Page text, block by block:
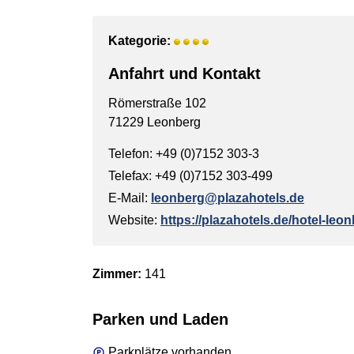
Kategorie:
Anfahrt und Kontakt
Römerstraße 102
71229 Leonberg
Telefon: +49 (0)7152 303-3
Telefax: +49 (0)7152 303-499
E-Mail: leonberg@plazahotels.de
Website: https://plazahotels.de/hotel-
Zimmer: 141
Parken und Laden